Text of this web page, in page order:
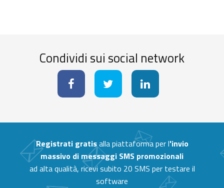
Condividi sui social network
Registrati gratisalla piattaforma per l'invio
massivo di messaggi SMS promozionali
ad alta qualità, ricevi subito 20 SMS per testare il
software